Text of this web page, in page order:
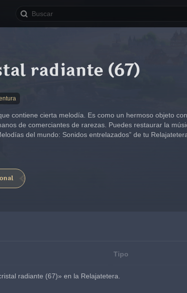
radiante (67)
contiene cierta melodía. Es como un hermoso objeto
de comerciantes de rarezas. Puedes restaurar la
del mundo: Sonidos entrelazados” de tu
Tipo
radiante (67)» en la Relajatetera.